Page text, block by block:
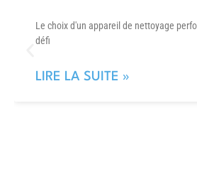
Le choix d'un appareil de nettoyage
défi
LIRE LA SUITE »